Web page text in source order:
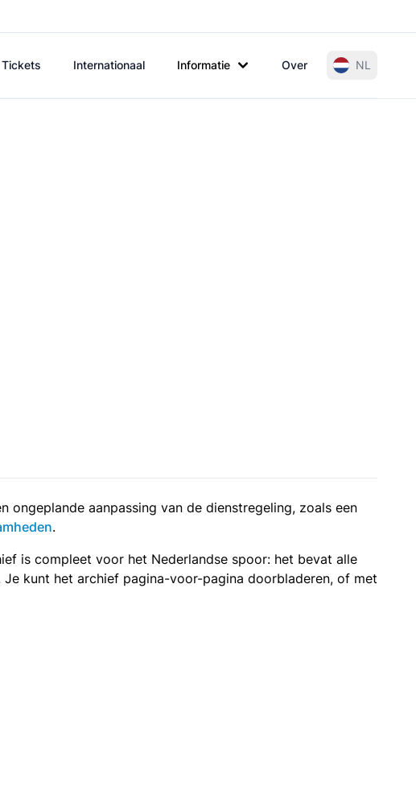
Tickets Internationaal Informatie Over NL
ongeplande aanpassing van de dienstregeling, zoals een
.
is compleet voor het Nederlandse spoor: het bevat alle
kunt het archief pagina-voor-pagina doorbladeren, of met